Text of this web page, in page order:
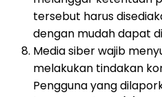
tersebut harus
dengan mudah dapat
Media siber wajib
melakukan tindakan
Pengguna yang